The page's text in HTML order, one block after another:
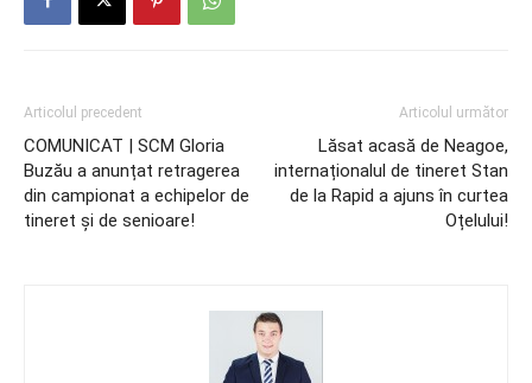
Articolul precedent
COMUNICAT | SCM Gloria
Buzău a anunțat retragerea
din campionat a echipelor de
tineret și de senioare!
Articolul următor
Lăsat acasă de Neagoe,
internaționalul de tineret Stan
de la Rapid a ajuns în curtea
Oțelului!